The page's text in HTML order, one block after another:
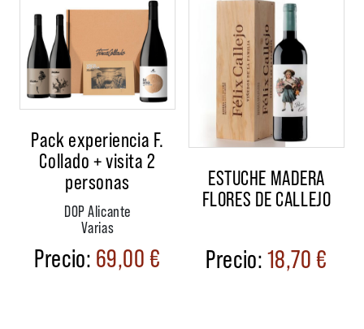
Pack experiencia F.
Collado + visita 2
personas
DOP Alicante
Varias
69,00€
ESTUCHE MADERA
FLORES DE CALLEJO
18,70€